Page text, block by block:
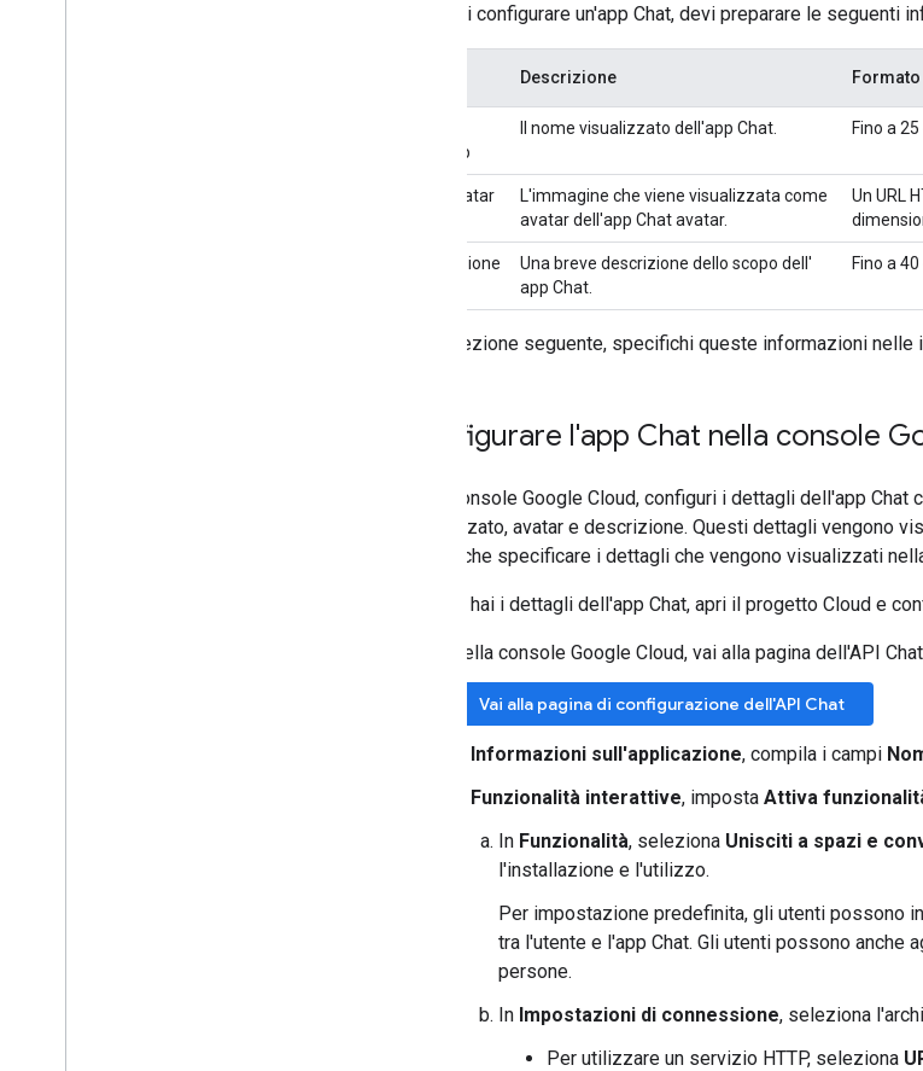
Prima di configurare un'app Chat, devi preparare le seguenti
Descrizione Formato
dell'app
Il nome visualizzato dell'app Chat. Fino a
URL avatar
L'immagine che viene visualizzata come
avatar dell'app Chat avatar.
Un URL
Descrizione
Una breve descrizione dello scopo dell'
app Chat.
Fino a
Nella sezione seguente, specifichi queste informazioni
Configurare l'app Chat nella console
Nella console Google Cloud, configuri i dettagli dell'app
visualizzato, avatar e descrizione. Questi dettagli vengono
devi anche specificare i dettagli che vengono visualizzati
Quando hai i dettagli dell'app Chat, apri il progetto Cloud e
Nella console Google Cloud, vai alla pagina dell'API
Vai alla pagina di configurazione dell'API Chat
Informazioni sull'applicazione, compila i campi
Funzionalità interattive, imposta Attiva
In Funzionalità, seleziona Unisciti a spazi e
l'installazione e l'utilizzo.
Per impostazione predefinita, gli utenti possono
tra l'utente e l'app Chat. Gli utenti possono anche
persone.
In Impostazioni di connessione, seleziona
Per utilizzare un servizio HTTP, seleziona